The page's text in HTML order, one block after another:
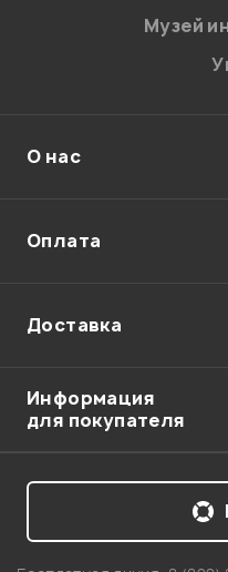
Музей
О нас
Оплата
Доставка
Информация
для покупателя